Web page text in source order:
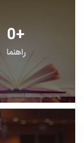
0+
راهنما